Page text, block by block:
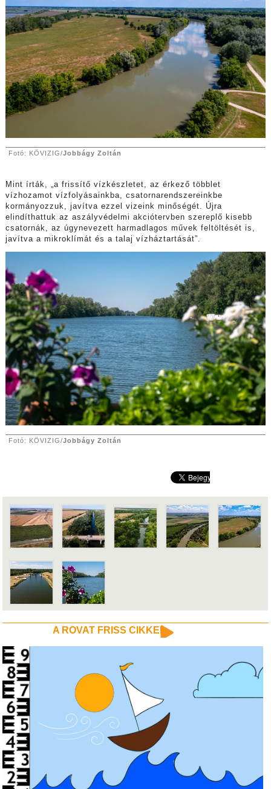
Fotó: KÖVIZIG/Jobbágy Zoltán
Mint írták, „a frissítő vízkészletet, az érkező többlet
vízhozamot vízfolyásainkba, csatornarendszereinkbe
kormányozzuk, javítva ezzel vizeink minőségét. Újra
elindíthattuk az aszályvédelmi akciótervben szereplő kisebb
csatornák, az úgynevezett harmadlagos művek feltöltését is,
javítva a mikroklímát és a talaj vízháztartását”.
Fotó: KÖVIZIG/Jobbágy Zoltán
A ROVAT FRISS CIKKEI